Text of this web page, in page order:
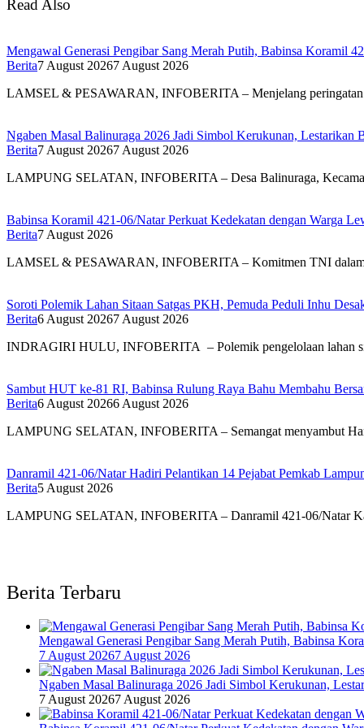
Read Also
Mengawal Generasi Pengibar Sang Merah Putih, Babinsa Koramil
Berita7 August 20267 August 2026
LAMSEL & PESAWARAN, INFOBERITA – Menjelang
Ngaben Masal Balinuraga 2026 Jadi Simbol Kerukunan, Lestarikan
Berita7 August 20267 August 2026
LAMPUNG SELATAN, INFOBERITA – Desa Balinuraga,
Babinsa Koramil 421-06/Natar Perkuat Kedekatan dengan Warga
Berita7 August 2026
LAMSEL & PESAWARAN, INFOBERITA – Komitmen TNI
Soroti Polemik Lahan Sitaan Satgas PKH, Pemuda Peduli Inhu
Berita6 August 20267 August 2026
INDRAGIRI HULU, INFOBERITA – Polemik pengelolaan lahan
Sambut HUT ke-81 RI, Babinsa Rulung Raya Bahu Membahu
Berita6 August 20266 August 2026
LAMPUNG SELATAN, INFOBERITA – Semangat menyambut
Danramil 421-06/Natar Hadiri Pelantikan 14 Pejabat Pemkab
Berita5 August 2026
LAMPUNG SELATAN, INFOBERITA – Danramil 421-06/Natar
Berita Terbaru
Mengawal Generasi Pengibar Sang Merah Putih, Babinsa
7 August 20267 August 2026
Ngaben Masal Balinuraga 2026 Jadi Simbol Kerukunan,
7 August 20267 August 2026